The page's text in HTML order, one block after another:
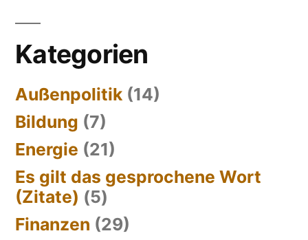
Kategorien
Außenpolitik (14)
Bildung (7)
Energie (21)
Es gilt das gesprochene Wort
(Zitate) (5)
Finanzen (29)